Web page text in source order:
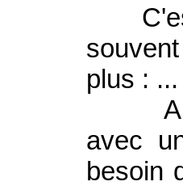
C'est
plus :
A
avec
besoin